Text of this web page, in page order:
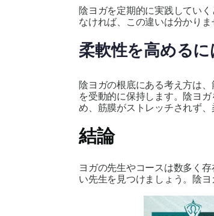
陰ヨガを定期的に実践してい
なければ、この違いは分かりま
柔軟性を高めるに
陰ヨガの根底にある考え方は
を受動的に保持します。陰ヨ
め、筋膜がストレッチされず
結論
ヨガの先生やコースは数多く
い先生を見つけましょう。陰